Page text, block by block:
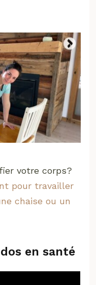
votre corps?
pour travailler
chaise ou un
en santé